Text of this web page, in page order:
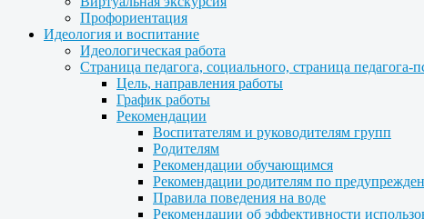
Профориентация
Идеология и воспитание
Идеологическая работа
Страница педагога, социального, страница педагога-
Цель, направления работы
График работы
Рекомендации
Воспитателям и руководителям групп
Родителям
Рекомендации обучающимся
Рекомендации родителям по
Правила поведения на воде
Рекомендации об эффективности